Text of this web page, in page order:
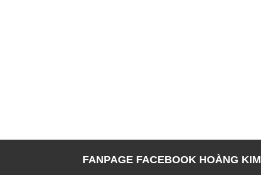
FANPAGE FACEBOOK HOÀNG KIM